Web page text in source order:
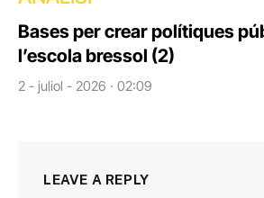
Bases per crear polítiques
l’escola bressol (2)
2 - juliol - 2026 · 02:09
LEAVE A REPLY